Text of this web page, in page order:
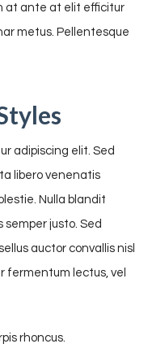
at ante at elit efficitur
metus. Pellentesque
adipiscing elit. Sed
libero venenatis
Nulla blandit
justo. Sed
auctor convallis nisl
fermentum lectus, vel
rhoncus.